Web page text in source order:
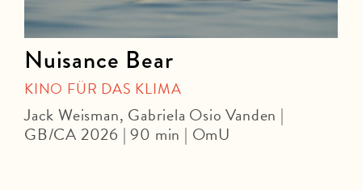
Nuisance Bear
KINO FÜR DAS KLIMA
Jack Weisman, Gabriela Osio Vanden |
GB/CA 2026 | 90 min | OmU